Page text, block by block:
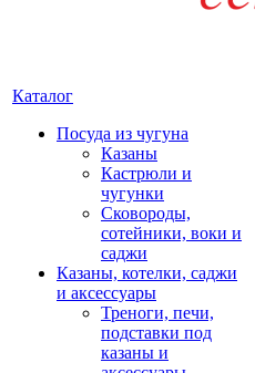
Каталог
Посуда из чугуна
Казаны
Кастрюли и
чугунки
Сковороды,
сотейники, воки и
саджи
Казаны, котелки, саджи
и аксессуары
Треноги, печи,
подставки под
казаны и